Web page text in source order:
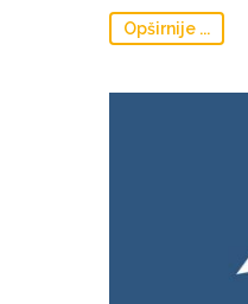
Opširnije ...